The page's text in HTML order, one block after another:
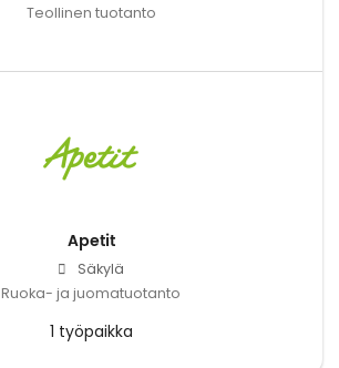
Teollinen tuotanto
Apetit
Säkylä
Ruoka- ja juomatuotanto
1 työpaikka